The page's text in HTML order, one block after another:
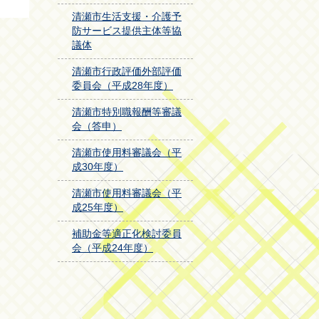
清瀬市生活支援・介護予
防サービス提供主体等協
議体
清瀬市行政評価外部評価
委員会（平成28年度）
清瀬市特別職報酬等審議
会（答申）
清瀬市使用料審議会（平
成30年度）
清瀬市使用料審議会（平
成25年度）
補助金等適正化検討委員
会（平成24年度）